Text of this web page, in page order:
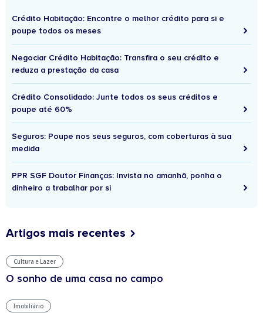
Crédito Habitação: Encontre o melhor crédito para si e
poupe todos os meses
Negociar Crédito Habitação: Transfira o seu crédito e
reduza a prestação da casa
Crédito Consolidado: Junte todos os seus créditos e
poupe até 60%
Seguros: Poupe nos seus seguros, com coberturas à sua
medida
PPR SGF Doutor Finanças: Invista no amanhã, ponha o
dinheiro a trabalhar por si
Artigos mais recentes
Cultura e Lazer
O sonho de uma casa no campo
Imobiliário